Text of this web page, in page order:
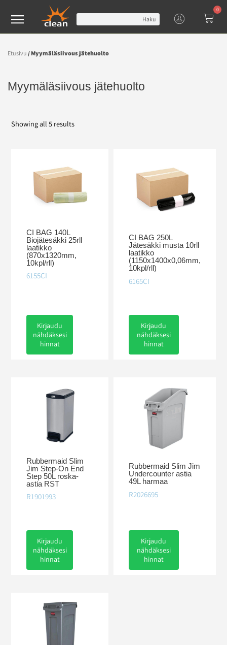
Haku
0
Etusivu / Myymäläsiivous jätehuolto
Myymäläsiivous jätehuolto
Showing all 5 results
CI BAG 140L
Biojätesäkki 25rll
laatikko
(870x1320mm,
10kpl/rll)
6155CI
Kirjaudu
nähdäksesi
hinnat
CI BAG 250L
Jätesäkki musta 10rll
laatikko
(1150x1400x0,06mm,
10kpl/rll)
6165CI
Kirjaudu
nähdäksesi
hinnat
Rubbermaid Slim
Jim Step-On End
Step 50L roska-
astia RST
R1901993
Kirjaudu
nähdäksesi
hinnat
Rubbermaid Slim Jim
Undercounter astia
49L harmaa
R2026695
Kirjaudu
nähdäksesi
hinnat